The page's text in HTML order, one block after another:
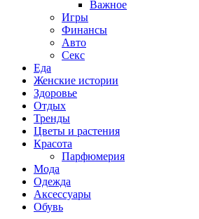
Важное
Игры
Финансы
Авто
Секс
Еда
Женские истории
Здоровье
Отдых
Тренды
Цветы и растения
Красота
Парфюмерия
Мода
Одежда
Аксессуары
Обувь